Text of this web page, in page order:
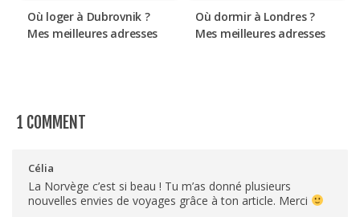
Où loger à Dubrovnik ?
Mes meilleures adresses
Où dormir à Londres ?
Mes meilleures adresses
1 COMMENT
Célia
La Norvège c’est si beau ! Tu m’as donné plusieurs
nouvelles envies de voyages grâce à ton article. Merci